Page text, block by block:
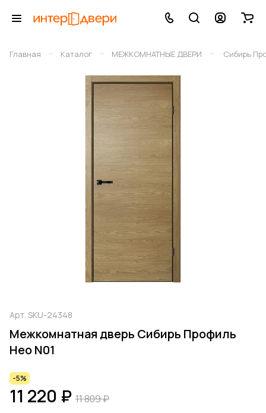
Главная – Каталог – МЕЖКОМНАТНЫЕ ДВЕРИ – Сибирь
Арт. SKU-24348
Межкомнатная дверь Сибирь Профиль
Нео N01
-5%
11 220 ₽ 11 809 ₽